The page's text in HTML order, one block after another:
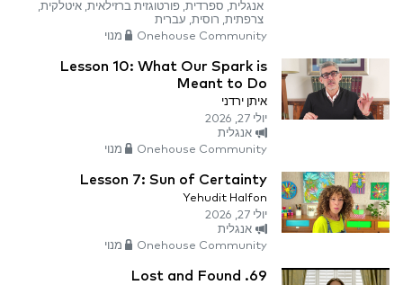
אנגלית, ספרדית, פורטוגזית ברזילאית, איטלקית,
צרפתית, רוסית, עברית
Onehouse Community מנוי
Lesson 10: What Our Spark is
Meant to Do
איתן ירדני
יולי 27, 2026
אנגלית
Onehouse Community מנוי
Lesson 7: Sun of Certainty
Yehudit Halfon
יולי 27, 2026
אנגלית
Onehouse Community מנוי
69. Lost and Found